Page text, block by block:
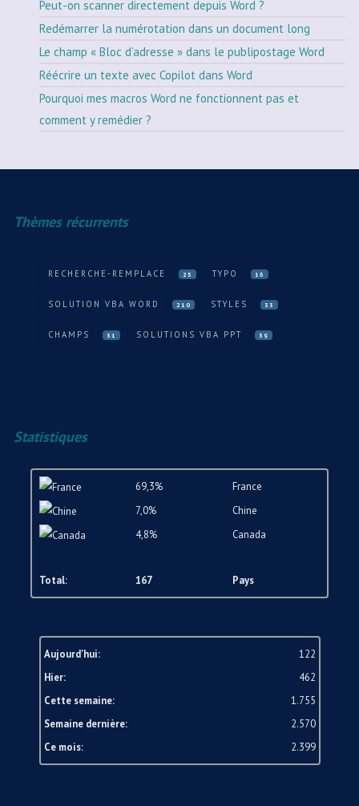
Peut-on scanner directement depuis Word ?
Redémarrer la numérotation dans un document long
Le champ « Bloc d’adresse » dans le publipostage Word
Réécrire un texte avec Copilot dans Word
Pourquoi mes macros Word ne fonctionnent pas et
comment y remédier ?
Thèmes récurrents
RECHERCHE-REMPLACE 25 TYPO 16
SOLUTION VBA WORD 210 STYLES 33
CHAMPS 31 SOLUTIONS VBA PPT 39
Statistiques
69,3%
France
7,0%
Chine
4,8%
Canada
Total: 167 Pays
Aujourd'hui:
122
Hier:
462
Cette semaine:
1.755
Semaine dernière:
2.570
Ce mois:
2.399